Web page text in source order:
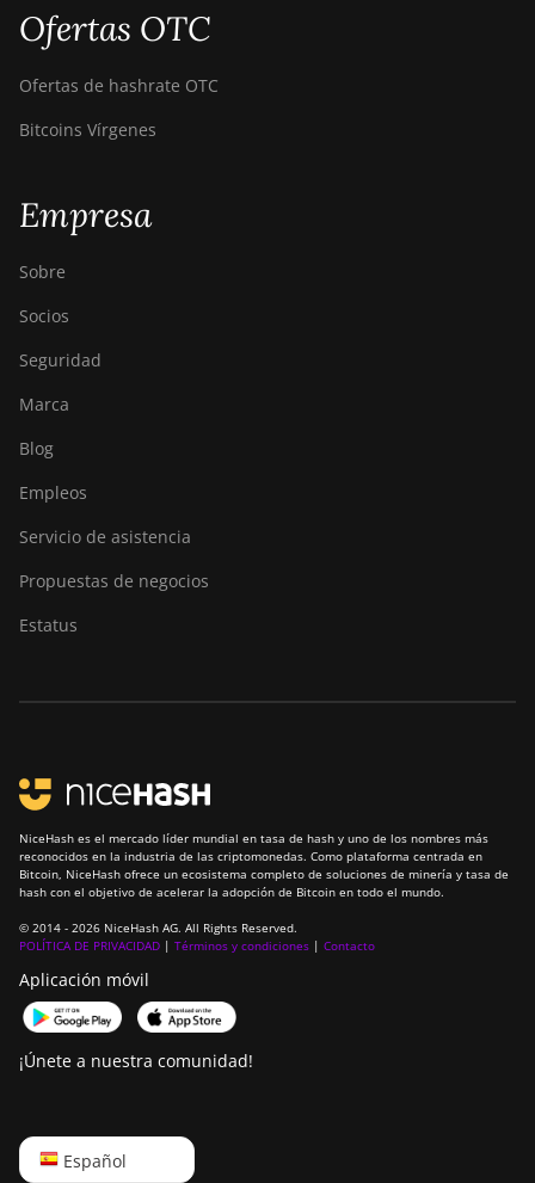
Ofertas OTC
Ofertas de hashrate OTC
Bitcoins Vírgenes
Empresa
Sobre
Socios
Seguridad
Marca
Blog
Empleos
Servicio de asistencia
Propuestas de negocios
Estatus
NiceHash es el mercado líder mundial en tasa de hash y uno de los nombres más
reconocidos en la industria de las criptomonedas. Como plataforma centrada en
Bitcoin, NiceHash ofrece un ecosistema completo de soluciones de minería y tasa de
hash con el objetivo de acelerar la adopción de Bitcoin en todo el mundo.
© 2014 - 2026 NiceHash AG. All Rights Reserved.
POLÍTICA DE PRIVACIDAD | Términos y condiciones | Contacto
Aplicación móvil
¡Únete a nuestra comunidad!
Español
English